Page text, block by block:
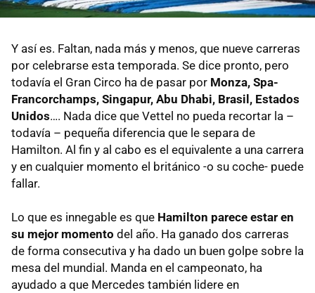
Y así es. Faltan, nada más y menos, que nueve carreras
por celebrarse esta temporada. Se dice pronto, pero
todavía el Gran Circo ha de pasar por Monza, Spa-
Francorchamps, Singapur, Abu Dhabi, Brasil, Estados
Unidos…. Nada dice que Vettel no pueda recortar la –
todavía – pequeña diferencia que le separa de
Hamilton. Al fin y al cabo es el equivalente a una carrera
y en cualquier momento el británico -o su coche- puede
fallar.
Lo que es innegable es que Hamilton parece estar en
su mejor momento del año. Ha ganado dos carreras
de forma consecutiva y ha dado un buen golpe sobre la
mesa del mundial. Manda en el campeonato, ha
ayudado a que Mercedes también lidere en